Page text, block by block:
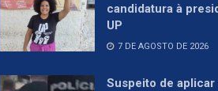
candidatura à
UP
7 DE AGOSTO DE 2026
Suspeito de aplicar